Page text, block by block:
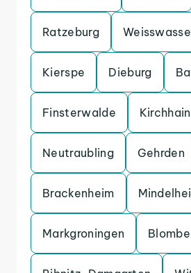
Ratzeburg
Kierspe Dieburg
Finsterwalde Kirchhain
Neutraubling Gehrden
Brackenheim
Markgroningen